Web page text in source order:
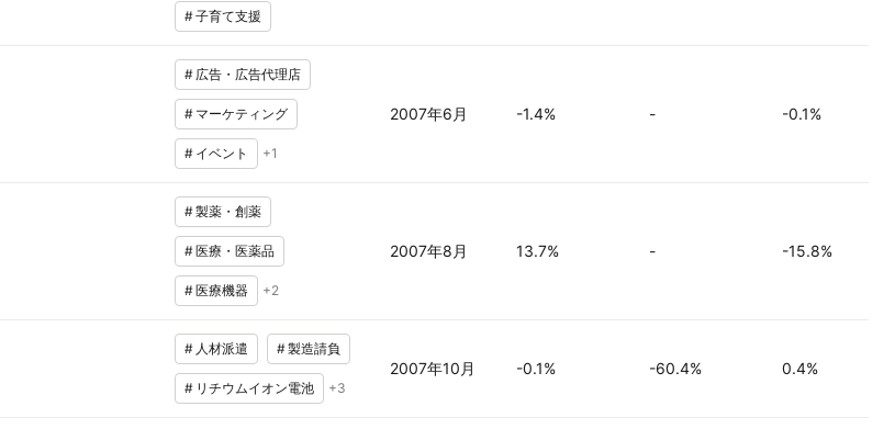
#子育て支援
# 広告・広告代理店
# マーケティング
# イベント +1
2007年6月 -1.4% - -0.1%
#製薬・創薬
#医療・医薬品
#医療機器 +2
2007年8月 13.7% - -15.8%
# 人材派遣 #製造請負
# リチウムイオン電池 +3
2007年10月 -0.1% -60.4% 0.4%